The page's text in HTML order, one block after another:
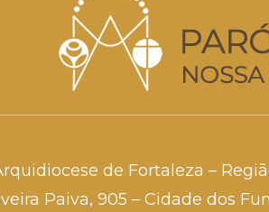
de Fortaleza –
Paiva, 905 – Cidade dos